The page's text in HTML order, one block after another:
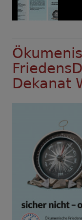
Dekanat